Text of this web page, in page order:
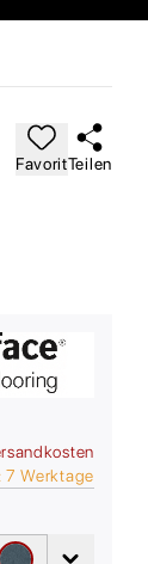
FavoritTeilen
7 Werktage